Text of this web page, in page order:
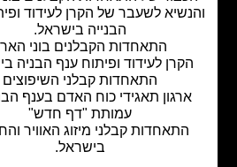
לשעבר של הקרן לעידוד ופיתוח ענף
הבנייה בישראל.
התאחדות הקבלנים בוני הארץ
לעידוד ופיתוח ענף הבניה בישראל
התאחדות קבלני השיפוצים
תאגידי כוח האדם בענף הבנייה –
עמותת "דף חדש"
התאחדות קבלני מיזוג האוויר והחימום
בישראל.